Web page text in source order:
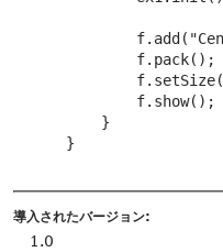
         f.pack();
         f.show();
     }
}
導入されたバージョン:
1.0